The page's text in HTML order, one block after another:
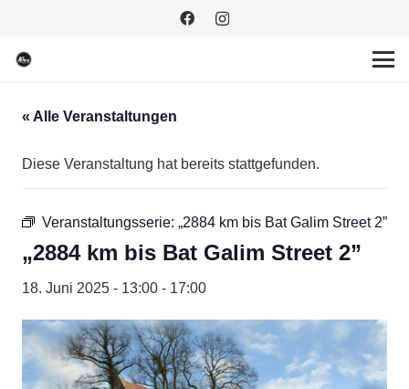
« Alle Veranstaltungen
Diese Veranstaltung hat bereits stattgefunden.
Veranstaltungsserie: „2884 km bis Bat Galim Street 2”
„2884 km bis Bat Galim Street 2”
18. Juni 2025 - 13:00 - 17:00